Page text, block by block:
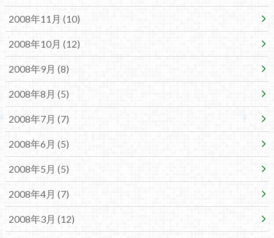
2008年11月 (10)
2008年10月 (12)
2008年9月 (8)
2008年8月 (5)
2008年7月 (7)
2008年6月 (5)
2008年5月 (5)
2008年4月 (7)
2008年3月 (12)